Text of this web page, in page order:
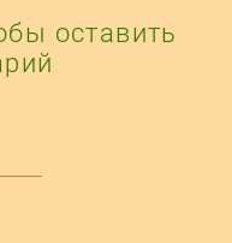
оставить